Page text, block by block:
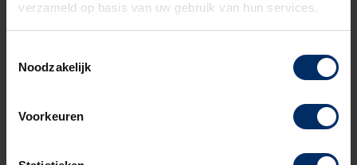
verzameld op basis van uw gebruik van hun services.
Noodzakelijk
Voorkeuren